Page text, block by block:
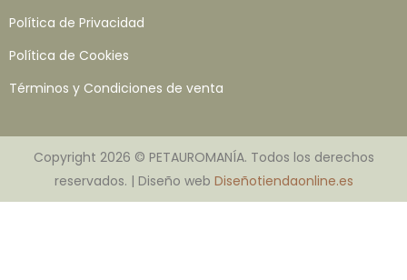
Política de Privacidad
Política de Cookies
Términos y Condiciones de venta
Copyright 2026 © PETAUROMANÍA. Todos los derechos
reservados. | Diseño web Diseñotiendaonline.es